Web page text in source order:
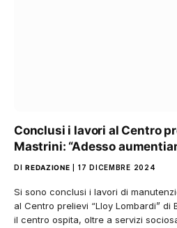
Conclusi i lavori al Centro
Mastrini: “Adesso
DI REDAZIONE 17 DICEMBRE 2024
Si sono conclusi i lavori di
al Centro prelievi “Lloy Lombardi” di
il centro ospita, oltre a servizi